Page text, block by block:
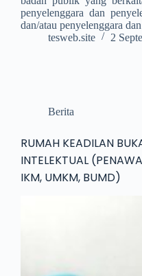
penyelenggara dan
dan/atau penyelenggara
tesweb.site
2
Berita
RUMAH KEADILAN
INTELEKTUAL
IKM, UMKM, BUMD)